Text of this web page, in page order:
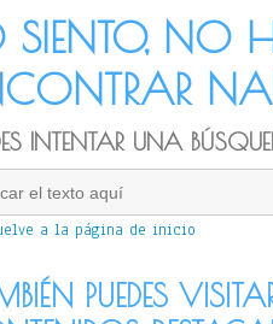
SIENTO, NO
INTENTAR UNA
a la página de inicio
PUEDES